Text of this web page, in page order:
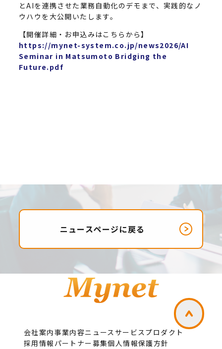
とAIを連携させた業務自動化のデモまで、実践的なノ
ウハウを大公開いたします。
【開催詳細・お申込みはこちらから】
https://mynet-system.co.jp/news2026/AI
Seminar in Matsumoto Bridging the
Future.pdf
ニュースページに戻る
会社案内事業内容ニュース サービスプロダクト
採用情報 パートナー募集個人情報保護方針